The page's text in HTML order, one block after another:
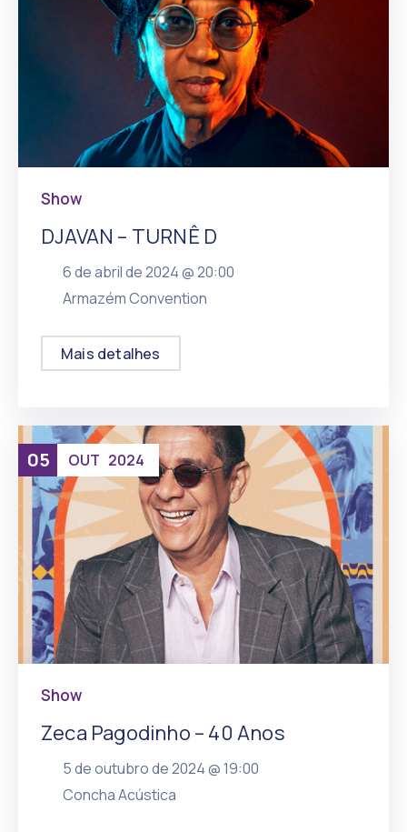
Show
DJAVAN – TURNÊ D
6 de abril de 2024 @20:00
Armazém Convention
Mais detalhes
05 OUT 2024
Show
Zeca Pagodinho – 40 Anos
5 de outubro de 2024 @19:00
Concha Acústica